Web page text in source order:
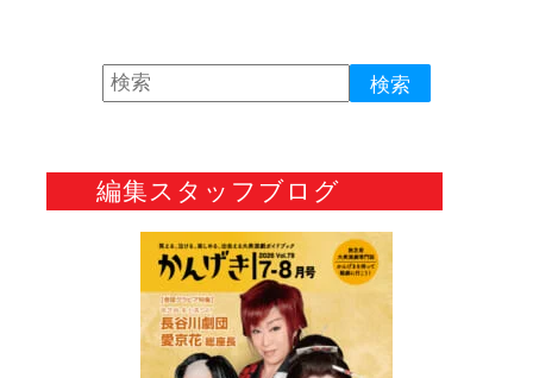
編集スタッフブログ